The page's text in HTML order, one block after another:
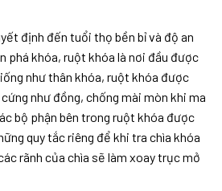
định đến tuổi thọ bền bỉ và độ an
phá khóa, ruột khóa là nơi đầu được
như thân khóa, ruột khóa được
như đồng, chống mài mòn khi ma
bộ phận bên trong ruột khóa được
quy tắc riêng để khi tra chìa khóa
rãnh của chìa sẽ làm xoay trục mở